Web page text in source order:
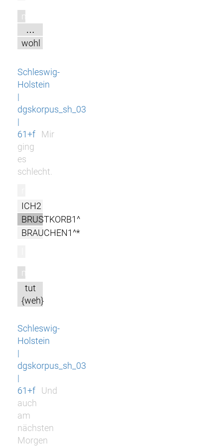
m
…
wohl
Schleswig-
Holstein
|
dgskorpus_sh_03
|
61+f
Mir
ging
es
schlecht.
ICH2
BRUSTKORB1^
BRAUCHEN1^*
m
tut
{weh}
Schleswig-
Holstein
|
dgskorpus_sh_03
|
61+f
Und
auch
am
nächsten
Morgen